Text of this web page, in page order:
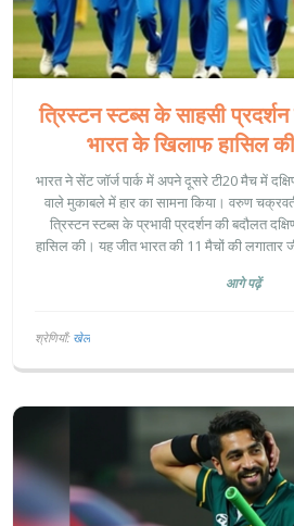
त्रिस्टन स्टब्स के साहसी
भारत के खिलाफ हासिल
भारत ने सेंट जॉर्ज पार्क में अपने दूसरे टी20 मैच में
वाले मुकाबले में हार का सामना किया। वरुण
त्रिस्टन स्टब्स के प्रभावी प्रदर्शन की बदौलत
हासिल की। यह जीत भारत की 11 मैचों की लगातार
आगे पढ़ें
श्रेणियाँ: खेल